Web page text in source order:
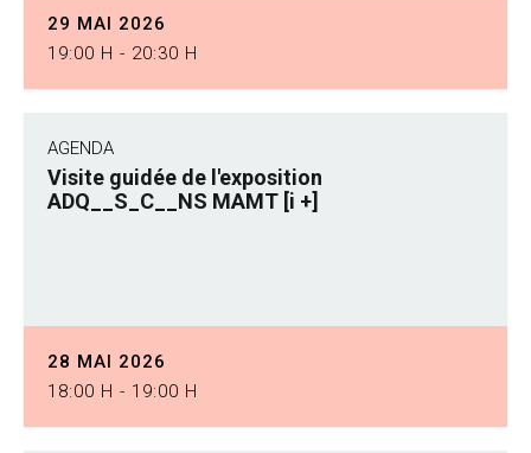
29 MAI 2026
19:00 H - 20:30 H
AGENDA
Visite guidée de l'exposition
ADQ__S_C__NS MAMT [i +]
28 MAI 2026
18:00 H - 19:00 H